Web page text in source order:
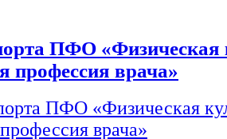
ПФО «Физическая
профессия врача»